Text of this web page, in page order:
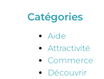
Catégories
Aide
Attractivité
Commerce
Découvrir